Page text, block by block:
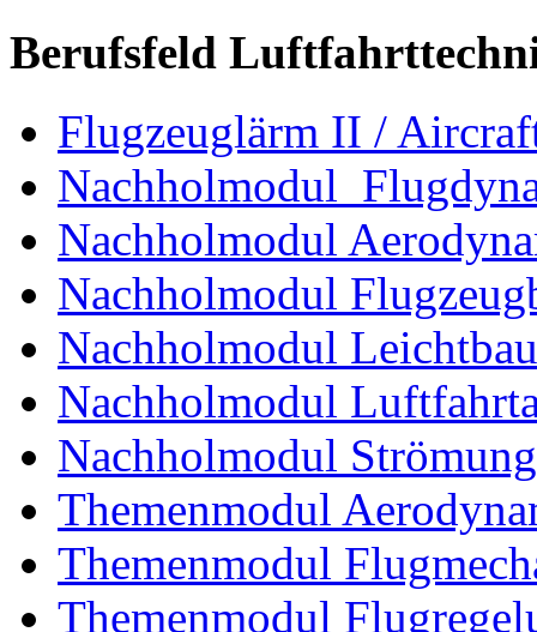
Berufsfeld
Flugzeuglärm II /
Nachholmodul
Nachholmodul
Nachholmodul
Nachholmodul Leichtbau
Nachholmodul
Nachholmodul
Themenmodul
Themenmodul
Themenmodul